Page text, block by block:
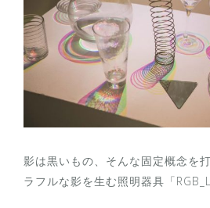
影は黒いもの、そんな固定概念を
ラフルな影を生む照明器具「